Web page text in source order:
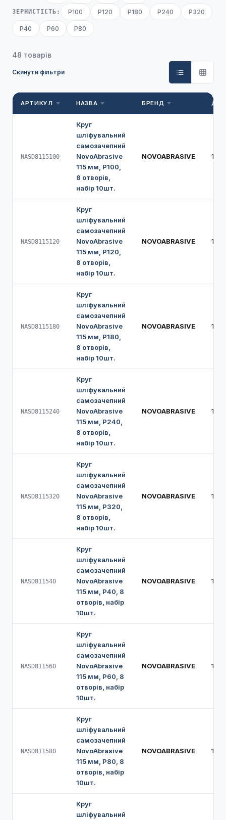
ЗЕРНИСТІСТЬ: P100 P120 P180 P240 P320
P40 P60 P80
48 товарів
Скинути фільтри
АРТИКУЛ НАЗВА БРЕНД
NASD8115100
Круг
шліфувальний
самозачепний
NovoAbrasive
115 мм, Р100,
8 отворів,
набір 10шт.
NOVOABRASIVE 115
NASD8115120
Круг
шліфувальний
самозачепний
NovoAbrasive
115 мм, Р120,
8 отворів,
набір 10шт.
NOVOABRASIVE 115
NASD8115180
Круг
шліфувальний
самозачепний
NovoAbrasive
115 мм, Р180,
8 отворів,
набір 10шт.
NOVOABRASIVE 115
NASD8115240
Круг
шліфувальний
самозачепний
NovoAbrasive
115 мм, Р240,
8 отворів,
набір 10шт.
NOVOABRASIVE 115
NASD8115320
Круг
шліфувальний
самозачепний
NovoAbrasive
115 мм, Р320,
8 отворів,
набір 10шт.
NOVOABRASIVE 115
NASD811540
Круг
шліфувальний
самозачепний
NovoAbrasive
115 мм, Р40, 8
отворів, набір
10шт.
NOVOABRASIVE 115
NASD811560
Круг
шліфувальний
самозачепний
NovoAbrasive
115 мм, Р60, 8
отворів, набір
10шт.
NOVOABRASIVE 115
NASD811580
Круг
шліфувальний
самозачепний
NovoAbrasive
115 мм, Р80, 8
отворів, набір
10шт.
NOVOABRASIVE 115
Круг
шліфувальний